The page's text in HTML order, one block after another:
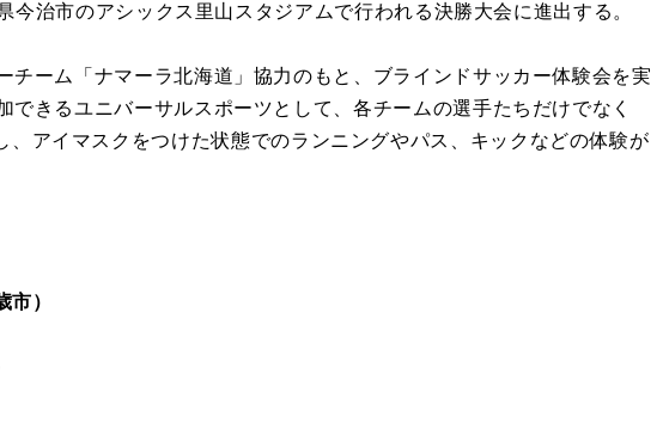
治市のアシックス里山スタジアムで行われる決勝大会に進出する。
チーム「ナマーラ北海道」協力のもと、ブラインドサッカー体験会を実
きるユニバーサルスポーツとして、各チームの選手たちだけでなく
アイマスクをつけた状態でのランニングやパス、キックなどの体験が
）